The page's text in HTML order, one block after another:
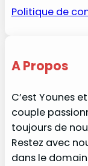
Politique de
A Propos
C’est Younes
couple
toujours de
Restez avec
dans le